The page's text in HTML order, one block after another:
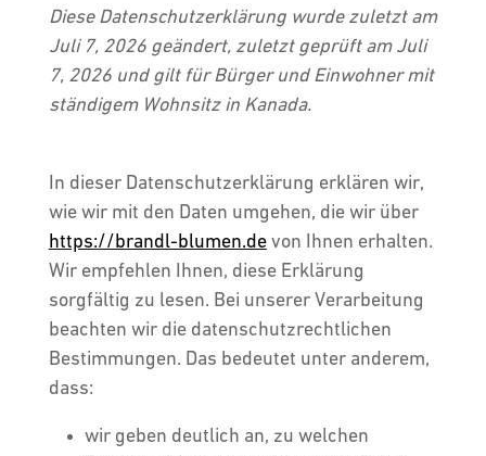
Diese Datenschutzerklärung wurde zuletzt am
Juli 7, 2026 geändert, zuletzt geprüft am Juli
7, 2026 und gilt für Bürger und Einwohner mit
ständigem Wohnsitz in Kanada.
In dieser Datenschutzerklärung erklären wir,
wie wir mit den Daten umgehen, die wir über
https://brandl-blumen.devon Ihnen erhalten.
Wir empfehlen Ihnen, diese Erklärung
sorgfältig zu lesen. Bei unserer Verarbeitung
beachten wir die datenschutzrechtlichen
Bestimmungen. Das bedeutet unter anderem,
dass:
wir geben deutlich an, zu welchen